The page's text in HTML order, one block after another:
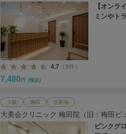
【オンラ
ミンやト
4.7 （8件）
7,480 円 (税込)
大阪 梅田 北新地
大美会クリニック 梅田院（旧：梅田ビ
ピンクグ